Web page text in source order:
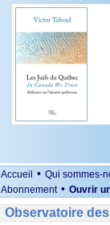
Accueil • Qui sommes-
Abonnement • Ouvrir
Observatoire